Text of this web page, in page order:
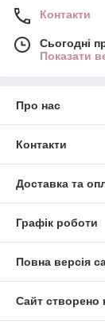
Контакти
Сьогодні
Показати
Про нас
Контакти
Доставка та
Графік роботи
Повна версія
Сайт створено